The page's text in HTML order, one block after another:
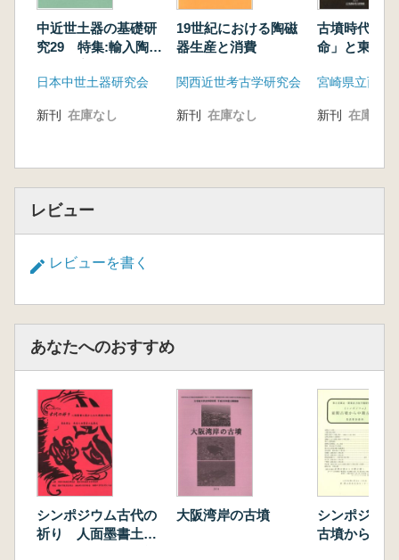
中近世土器の基礎研
究29 特集:輸入陶磁
器 類似と模倣
日本中世土器研究会
新刊 在庫なし
19世紀における陶磁
器生産と消費
関西近世考古学研究会
新刊 在庫なし
古墳時代の
命」と東ア
学
新刊 在庫なし
レビュー
レビューを書く
あなたへのおすすめ
シンポジウム古代の
祈り 人面墨書土器
大阪湾岸の古墳
シンポジウ
古墳から中